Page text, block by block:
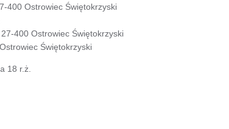
400 Ostrowiec Świętokrzyski
400 Ostrowiec Świętokrzyski
Świętokrzyski
18 r.ż.